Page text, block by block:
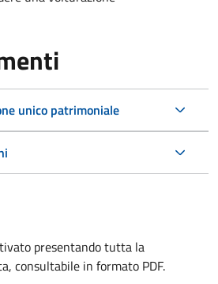
unico patrimoniale
presentando tutta la
consultabile in formato PDF.